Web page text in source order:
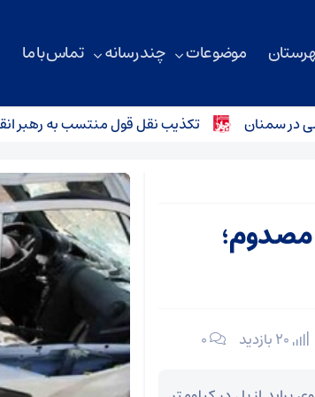
موضوعات چند رسانه تماس با ما
سمنان تکذیب نقل قول منتسب به رهبر
سقوط پراید از پل در میامی با ۲ مصدوم؛
۰